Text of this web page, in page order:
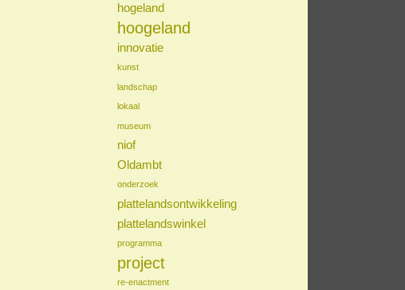
hogeland
hoogeland
innovatie
kunst
landschap
lokaal
museum
niof
Oldambt
onderzoek
plattelandsontwikkeling
plattelandswinkel
programma
project
re-enactment